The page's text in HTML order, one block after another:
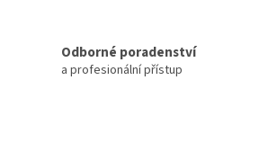
Odborné poradenství
a profesionální přístup